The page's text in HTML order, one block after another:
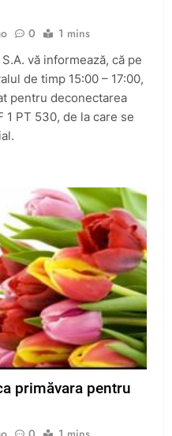
0 1 mins
S.A. vă informează, că pe
de timp 15:00 – 17:00,
pentru deconectarea
1 PT 530, de la care se
primăvara pentru